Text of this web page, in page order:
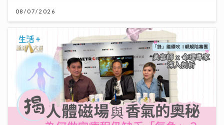
08/07/2026